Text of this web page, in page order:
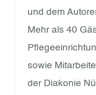
und dem
Mehr als 40
sowie
der Diakonie